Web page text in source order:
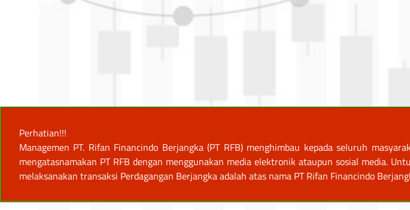
Perhatian!!!
Managemen PT. Rifan Financindo Berjangka (PT RFB) menghimbau kepada seluruh
mengatasnamakan PT RFB dengan menggunakan media elektronik ataupun sosial media.
melaksanakan transaksi Perdagangan Berjangka adalah atas nama PT Rifan Financindo